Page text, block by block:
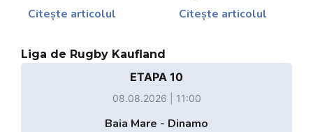
Citește articolul
Citește articolul
Liga de Rugby Kaufland
ETAPA 10
08.08.2026 | 11:00
Baia Mare - Dinamo